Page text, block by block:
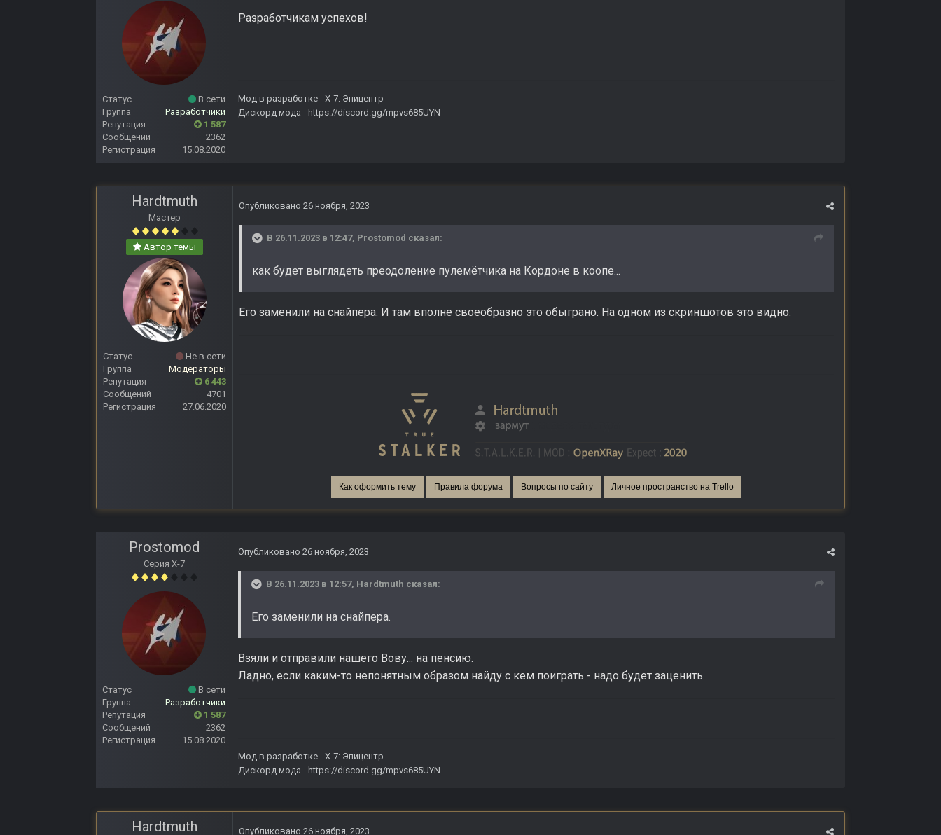
Статус
В сети
Группа
Разработчики
Репутация
1 587
Сообщений
2362
Регистрация
15.08.2020
Разработчикам успехов!
Мод в разработке - X-7: Эпицентр
Дискорд мода - https://discord.gg/mpvs685UYN
Hardtmuth
Мастер
Автор темы
Статус
Не в сети
Группа
Модераторы
Репутация
6 443
Сообщений
4701
Регистрация
27.06.2020
Опубликовано 26 ноября, 2023
В 26.11.2023 в 12:47, Prostomod сказал:
как будет выглядеть преодоление пулемётчика на Кордоне в коопе...
Его заменили на снайпера. И там вполне своеобразно это обыграно. На одном из скриншотов это видно.
Как оформить тему Правила форума Вопросы по сайту Личное пространство на Trello
Prostomod
Серия Х-7
Статус
В сети
Группа
Разработчики
Репутация
1 587
Сообщений
2362
Регистрация
15.08.2020
Опубликовано 26 ноября, 2023
В 26.11.2023 в 12:57, Hardtmuth сказал:
Его заменили на снайпера.
Взяли и отправили нашего Вову... на пенсию.
Ладно, если каким-то непонятным образом найду с кем поиграть - надо будет заценить.
Мод в разработке - X-7: Эпицентр
Дискорд мода - https://discord.gg/mpvs685UYN
Hardtmuth Опубликовано 26 ноября, 2023